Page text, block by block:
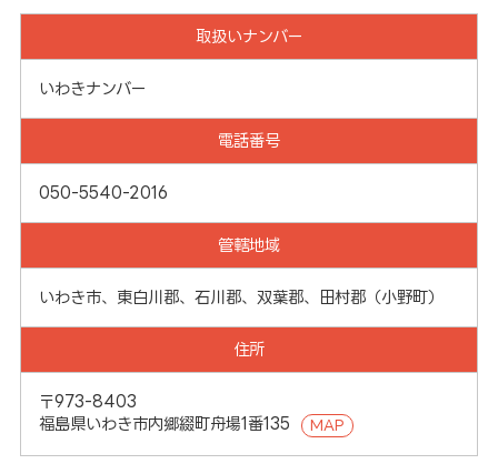
取扱いナンバー
いわきナンバー
電話番号
050-5540-2016
管轄地域
いわき市、東白川郡、石川郡、双葉郡、田村郡（小野町）
住所
〒973-8403
福島県いわき市内郷綴町舟場1番135
MAP